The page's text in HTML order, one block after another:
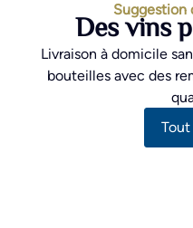
Suggestion
Des vins
Livraison à domicile
bouteilles avec des